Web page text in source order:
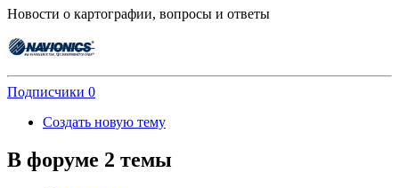
Новости о картографии, вопросы и ответы
Подписчики 0
Создать новую тему
В форуме 2 темы